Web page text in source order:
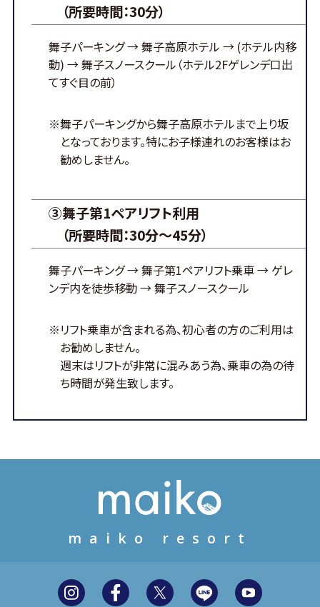
（所要時間：30分）
舞子パーキング→ 舞子高原ホテル → (ホテル内移
動) → 舞子スノースクール （ホテル2Fゲレンデ口出
てすぐ目の前）
※舞子パーキングから舞子高原ホテルまで上り坂
となっております。特にお子様連れのお客様はお
勧めしません。
③舞子第1ペアリフト利用
（所要時間：30分～45分）
舞子パーキング→ 舞子第1ペアリフト乗車→ ゲレ
ンデ内を徒歩移動→ 舞子スノースクール
※リフト乗車が含まれる為、初心者の方のご利用は
お勧めしません。
週末はリフトが非常に混みあう為、乗車の為の待
ち時間が発生致します。
maiko resort